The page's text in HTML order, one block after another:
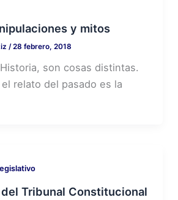
y mitos
/28 febrero, 2018
son cosas distintas.
relato del pasado es la
Tribunal Constitucional